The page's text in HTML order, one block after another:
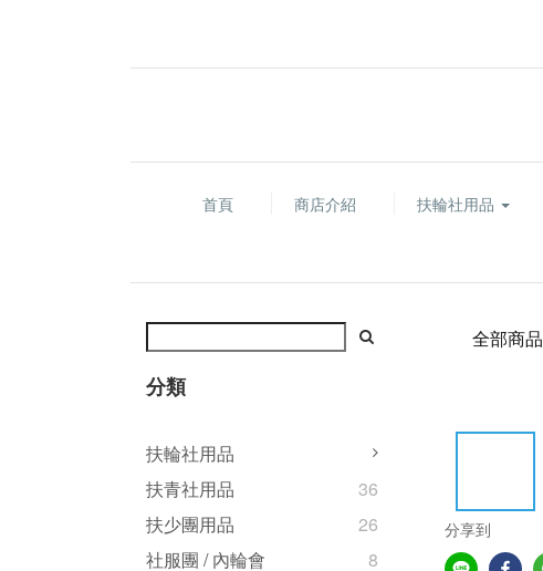
首頁 商店介紹 扶輪社用品
分類
扶輪社用品
扶青社用品
36
扶少團用品
26
社服團 / 內輪會
8
全部商品
分享到